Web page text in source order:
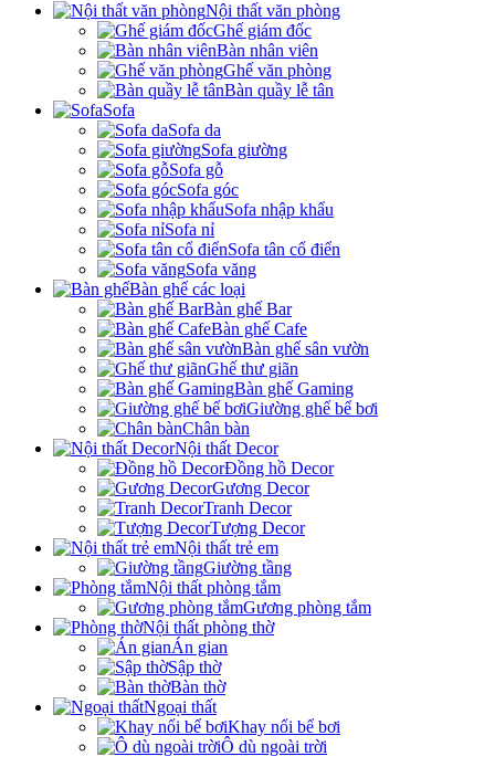
Nội thất văn phòng
Ghế giám đốc
Bàn nhân viên
Ghế văn phòng
Bàn quầy lễ tân
Sofa
Sofa da
Sofa giường
Sofa gỗ
Sofa góc
Sofa nhập khẩu
Sofa nỉ
Sofa tân cổ điển
Sofa văng
Bàn ghế các loại
Bàn ghế Bar
Bàn ghế Cafe
Bàn ghế sân vườn
Ghế thư giãn
Bàn ghế Gaming
Giường ghế bể bơi
Chân bàn
Nội thất Decor
Đồng hồ Decor
Gương Decor
Tranh Decor
Tượng Decor
Nội thất trẻ em
Giường tầng
Nội thất phòng tắm
Gương phòng tắm
Nội thất phòng thờ
Án gian
Sập thờ
Bàn thờ
Ngoại thất
Khay nổi bể bơi
Ô dù ngoài trời